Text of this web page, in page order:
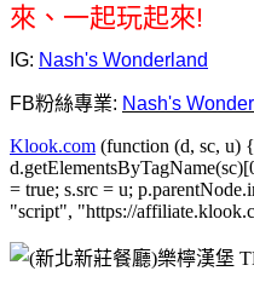
來、一起玩起來!
IG: Nash's Wonderland
FB粉絲專業: Nash's
Klook.com (function (d, sc, u)
= true; s.src = u;
"script", "https://